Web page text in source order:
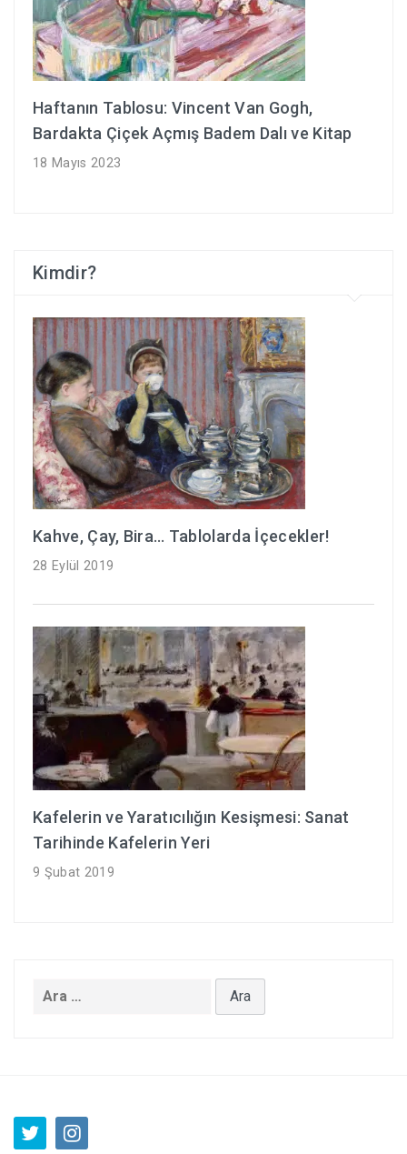
Haftanın Tablosu: Vincent Van Gogh,
Bardakta Çiçek Açmış Badem Dalı ve Kitap
18 Mayıs 2023
Kimdir?
Kahve, Çay, Bira… Tablolarda İçecekler!
28 Eylül 2019
Kafelerin ve Yaratıcılığın Kesişmesi: Sanat
Tarihinde Kafelerin Yeri
9 Şubat 2019
Arama: